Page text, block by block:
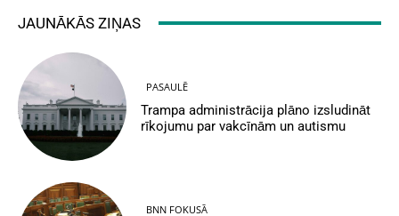
JAUNĀKĀS ZIŅAS
PASAULĒ
Trampa administrācija plāno izsludināt
rīkojumu par vakcīnām un autismu
BNN FOKUSĀ